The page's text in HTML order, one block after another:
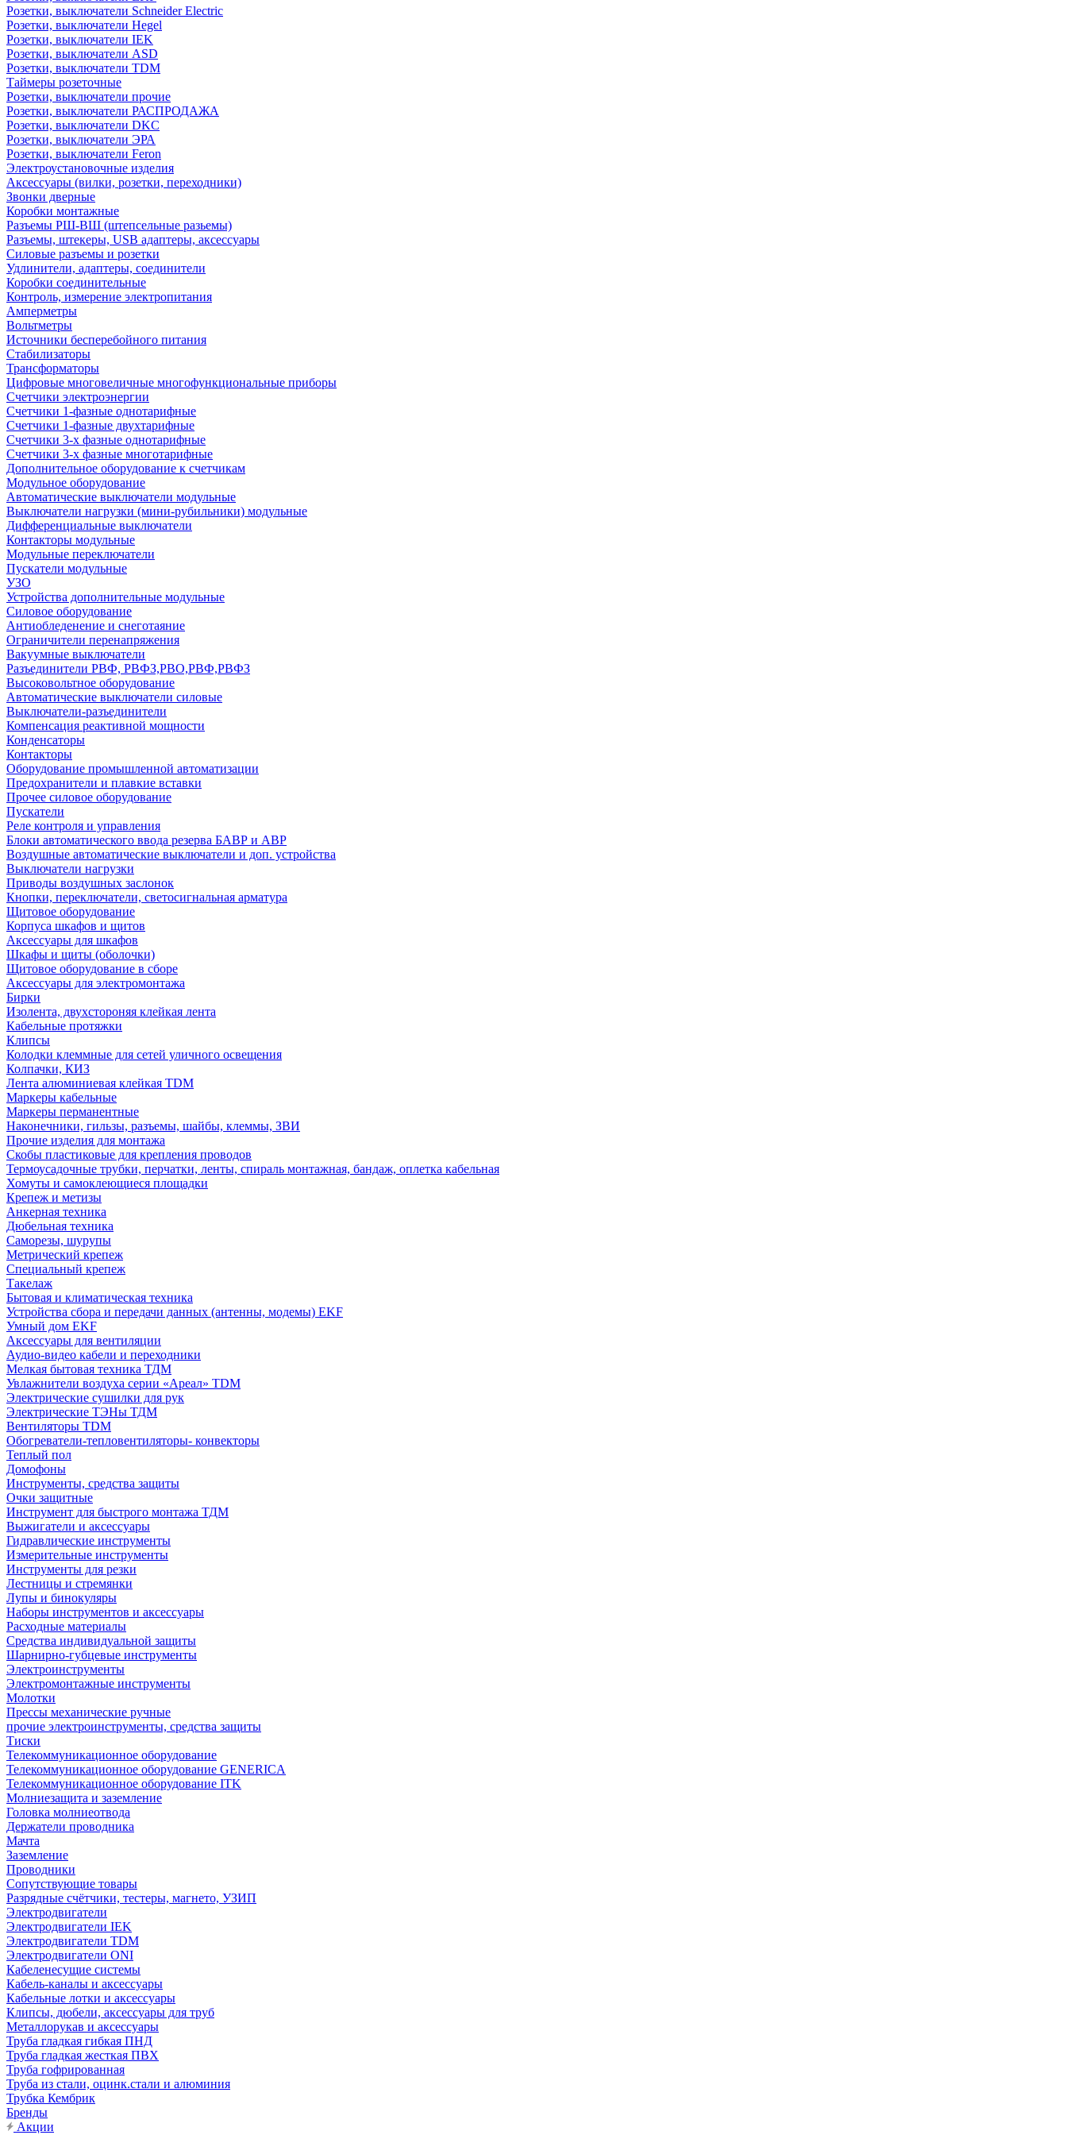
Розетки, выключатели Schneider Electric
Розетки, выключатели Hegel
Розетки, выключатели IEK
Розетки, выключатели ASD
Розетки, выключатели TDM
Таймеры розеточные
Розетки, выключатели прочие
Розетки, выключатели РАСПРОДАЖА
Розетки, выключатели DKC
Розетки, выключатели ЭРА
Розетки, выключатели Feron
Электроустановочные изделия
Аксессуары (вилки, розетки, переходники)
Звонки дверные
Коробки монтажные
Разъемы РШ-ВШ (штепсельные разьемы)
Разъемы, штекеры, USB адаптеры, аксессуары
Силовые разъемы и розетки
Удлинители, адаптеры, соединители
Коробки соединительные
Контроль, измерение электропитания
Амперметры
Вольтметры
Источники бесперебойного питания
Стабилизаторы
Трансформаторы
Цифровые многовеличные многофункциональные приборы
Счетчики электроэнергии
Счетчики 1-фазные однотарифные
Счетчики 1-фазные двухтарифные
Счетчики 3-х фазные однотарифные
Счетчики 3-х фазные многотарифные
Дополнительное оборудование к счетчикам
Модульное оборудование
Автоматические выключатели модульные
Выключатели нагрузки (мини-рубильники) модульные
Дифференциальные выключатели
Контакторы модульные
Модульные переключатели
Пускатели модульные
УЗО
Устройства дополнительные модульные
Силовое оборудование
Антиобледенение и снеготаяние
Ограничители перенапряжения
Вакуумные выключатели
Разъединители РВФ, РВФЗ,РВО,РВФ,РВФЗ
Высоковольтное оборудование
Автоматические выключатели cиловые
Выключатели-разъединители
Компенсация реактивной мощности
Конденсаторы
Контакторы
Оборудование промышленной автоматизации
Предохранители и плавкие вставки
Прочее силовое оборудование
Пускатели
Реле контроля и управления
Блоки автоматического ввода резерва БАВР и АВР
Воздушные автоматические выключатели и доп. устройства
Выключатели нагрузки
Приводы воздушных заслонок
Кнопки, переключатели, светосигнальная арматура
Щитовое оборудование
Корпуса шкафов и щитов
Аксессуары для шкафов
Шкафы и щиты (оболочки)
Щитовое оборудование в сборе
Аксессуары для электромонтажа
Бирки
Изолента, двухстороняя клейкая лента
Кабельные протяжки
Клипсы
Колодки клеммные для сетей уличного освещения
Колпачки, КИЗ
Лента алюминиевая клейкая TDM
Маркеры кабельные
Маркеры перманентные
Наконечники, гильзы, разъемы, шайбы, клеммы, ЗВИ
Прочие изделия для монтажа
Скобы пластиковые для крепления проводов
Термоусадочные трубки, перчатки, ленты, спираль монтажная, бандаж, оплетка кабельная
Хомуты и самоклеющиеся площадки
Крепеж и метизы
Анкерная техника
Дюбельная техника
Саморезы, шурупы
Метрический крепеж
Специальный крепеж
Такелаж
Бытовая и климатическая техника
Устройства сбора и передачи данных (антенны, модемы) EKF
Умный дом EKF
Аксессуары для вентиляции
Аудио-видео кабели и переходники
Мелкая бытовая техника ТДМ
Увлажнители воздуха серии «Ареал» TDM
Электрические сушилки для рук
Электрические ТЭНы ТДМ
Вентиляторы TDM
Обогреватели-тепловентиляторы- конвекторы
Теплый пол
Домофоны
Инструменты, средства защиты
Очки защитные
Инструмент для быстрого монтажа ТДМ
Выжигатели и аксессуары
Гидравлические инструменты
Измерительные инструменты
Инструменты для резки
Лестницы и стремянки
Лупы и бинокуляры
Наборы инструментов и аксессуары
Расходные материалы
Средства индивидуальной защиты
Шарнирно-губцевые инструменты
Электроинструменты
Электромонтажные инструменты
Молотки
Прессы механические ручные
прочие электроинструменты, средства защиты
Тиски
Телекоммуникационное оборудование
Телекоммуникационное оборудование GENERICA
Телекоммуникационное оборудование ITK
Молниезащита и заземление
Головка молниеотвода
Держатели проводника
Мачта
Заземление
Проводники
Сопутствующие товары
Разрядные счётчики, тестеры, магнето, УЗИП
Электродвигатели
Электродвигатели IEK
Электродвигатели TDM
Электродвигатели ONI
Кабеленесущие системы
Кабель-каналы и аксессуары
Кабельные лотки и аксессуары
Клипсы, дюбели, аксессуары для труб
Металлорукав и аксессуары
Труба гладкая гибкая ПНД
Труба гладкая жесткая ПВХ
Труба гофрированная
Труба из стали, оцинк.стали и алюминия
Трубка Кембрик
Бренды
Акции